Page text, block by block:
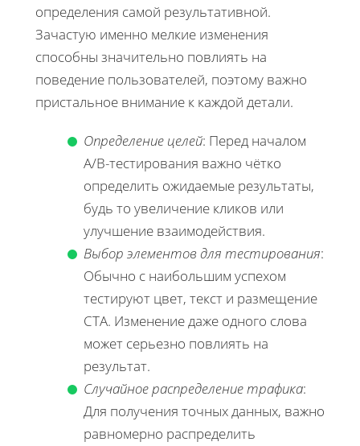
определения самой результативной.
Зачастую именно мелкие изменения
способны значительно повлиять на
поведение пользователей, поэтому важно
пристальное внимание к каждой детали.
Определение целей: Перед началом
A/B-тестирования важно чётко
определить ожидаемые результаты,
будь то увеличение кликов или
улучшение взаимодействия.
Выбор элементов для тестирования:
Обычно с наибольшим успехом
тестируют цвет, текст и размещение
CTA. Изменение даже одного слова
может серьезно повлиять на
результат.
Случайное распределение трафика:
Для получения точных данных, важно
равномерно распределить